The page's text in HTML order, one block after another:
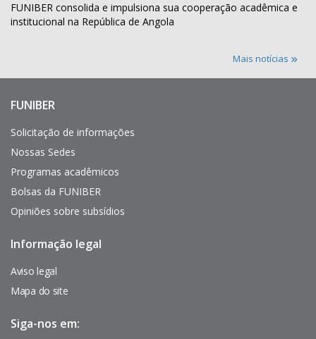
FUNIBER consolida e impulsiona sua cooperação acadêmica e
institucional na República de Angola
Mais notícias
Enlaces
interés
FUNIBER
Solicitação de informações
Nossas Sedes
Programas acadêmicos
Bolsas da FUNIBER
Opiniões sobre subsídios
Pie
página
Informação legal
Aviso legal
Mapa do site
Siga-nos em: